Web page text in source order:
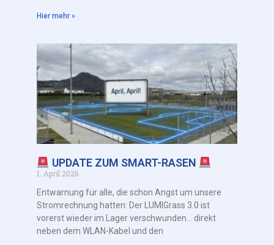
Hier mehr »
UPDATE ZUM SMART-RASEN
1. April 2026
Entwarnung für alle, die schon Angst um unsere
Stromrechnung hatten: Der LUMIGrass 3.0 ist
vorerst wieder im Lager verschwunden… direkt
neben dem WLAN-Kabel und den